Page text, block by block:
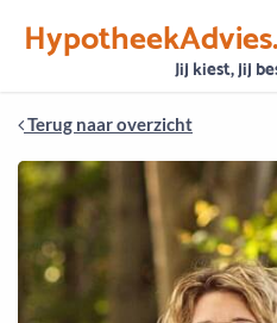
Jij kiest, jij
VertrouwenAlle
Terug naar overzicht